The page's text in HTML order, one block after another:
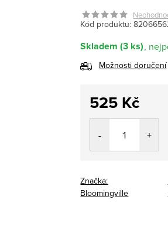
Kód produktu:
Skladem (3 ks)
Možnosti doručení
525 Kč
Měrná
Značka:
Bloomingville